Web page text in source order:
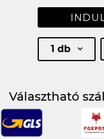
1 db
Választható